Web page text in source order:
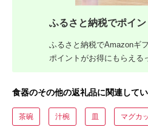
ふるさと納税でポイン
ふるさと納税でAmazonギ
ポイントがお得にもらえる
食器のその他の返礼品に関連して
茶碗 汁椀 皿 マグカ